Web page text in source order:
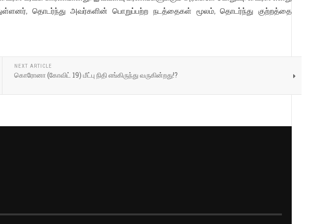
தொடர்ந்து அவர்களின் பொறுப்பற்ற நடத்தைகள் மூலம், தொடர்ந்து குற்றத்தை
NEXT ARTICLE
கொரோனா (கோவிட் 19) மீட்பு நிதி எங்கிருந்து வருகின்றது!?